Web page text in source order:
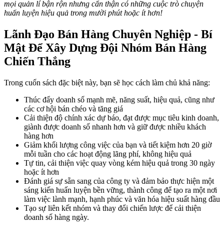
mọi quản lí bận rộn nhưng cẩn thận có những cuộc trò chuyện
huấn luyện hiệu quả trong mười phút hoặc ít hơn!
Lãnh Đạo Bán Hàng Chuyên Nghiệp - Bí
Mật Để Xây Dựng Đội Nhóm Bán Hàng
Chiến Thắng
Trong cuốn sách đặc biệt này, bạn sẽ học cách làm chủ khả năng:
Thúc đẩy doanh số mạnh mẽ, năng suất, hiệu quả, cũng như
các cơ hội bán chéo và tăng giá
Cải thiện độ chính xác dự báo, đạt được mục tiêu kinh doanh,
giành được doanh số nhanh hơn và giữ được nhiều khách
hàng hơn
Giảm khối lượng công việc của bạn và tiết kiệm hơn 20 giờ
mỗi tuần cho các hoạt động lãng phí, không hiệu quả
Tự tin, cải thiện việc quay vòng kém hiệu quả trong 30 ngày
hoặc ít hơn
Đánh giá sự sẵn sang của công ty và đảm bảo thực hiện một
sáng kiến huấn luyện bền vững, thành công để tạo ra một nơi
làm việc lành mạnh, hạnh phúc và văn hóa hiệu suất hàng đầu
Tạo sự liên kết nhóm và thay đổi chiến lược để cải thiện
doanh số hàng ngày.